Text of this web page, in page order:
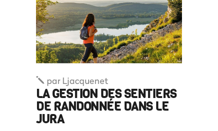
par Ljacquenet
LA GESTION DES SENTIERS
DE RANDONNÉE DANS LE
JURA